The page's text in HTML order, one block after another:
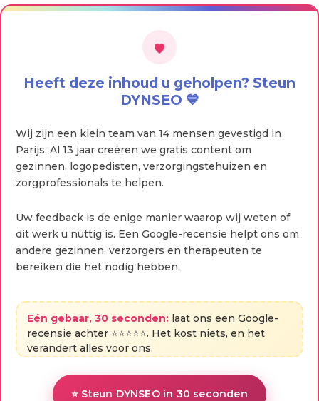
Heeft deze inhoud u geholpen? Steun
DYNSEO 💙
Wij zijn een klein team van 14 mensen gevestigd in
Parijs. Al 13 jaar creëren we gratis content om
gezinnen, logopedisten, verzorgingstehuizen en
zorgprofessionals te helpen.
Uw feedback is de enige manier waarop wij weten of
dit werk u nuttig is. Een Google-recensie helpt ons om
andere gezinnen, verzorgers en therapeuten te
bereiken die het nodig hebben.
Eén gebaar, 30 seconden: laat ons een Google-
recensie achter ⭐⭐⭐⭐⭐. Het kost niets, en het
verandert alles voor ons.
⭐ Steun DYNSEO in 30 seconden